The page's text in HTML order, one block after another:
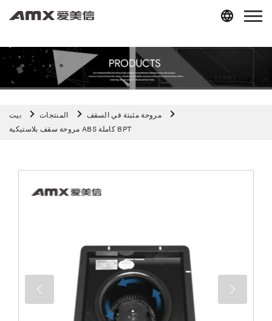
بيت المنتجات
مروحة مثبتة في السقف
مروحة سقف بلاستيكية ABS كاملة BPT